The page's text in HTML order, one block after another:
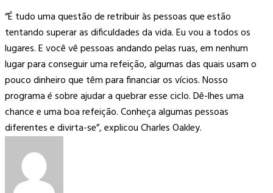
“É tudo uma questão de retribuir às pessoas que estão
tentando superar as dificuldades da vida. Eu vou a todos os
lugares. E você vê pessoas andando pelas ruas, em nenhum
lugar para conseguir uma refeição, algumas das quais usam o
pouco dinheiro que têm para financiar os vícios. Nosso
programa é sobre ajudar a quebrar esse ciclo. Dê-lhes uma
chance e uma boa refeição. Conheça algumas pessoas
diferentes e divirta-se”, explicou Charles Oakley.